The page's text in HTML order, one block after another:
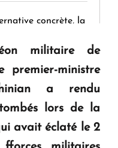
concrète, la
et d'avenir
d'Arménie
militaire de
premier-ministre
a rendu
lors de la
avait éclaté le 2